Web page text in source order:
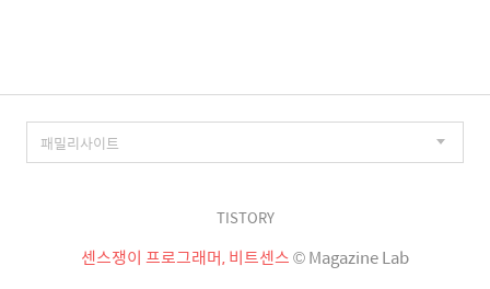
TISTORY
센스쟁이 프로그래머, 비트센스© Magazine Lab